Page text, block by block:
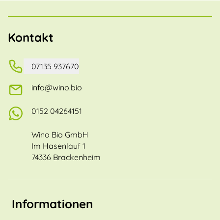
Kontakt
07135 937670
info@wino.bio
0152 04264151
Wino Bio GmbH
Im Hasenlauf 1
74336 Brackenheim
Informationen